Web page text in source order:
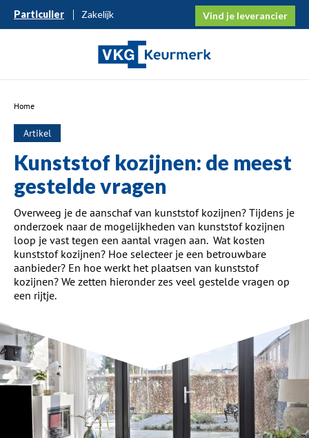
Particulier Zakelijk Vind je leverancier
Home
Artikel
Kunststof kozijnen: de meest
gestelde vragen
Overweeg je de aanschaf van kunststof kozijnen? Tijdens je
onderzoek naar de mogelijkheden van kunststof kozijnen
loop je vast tegen een aantal vragen aan. Wat kosten
kunststof kozijnen? Hoe selecteer je een betrouwbare
aanbieder? En hoe werkt het plaatsen van kunststof
kozijnen? We zetten hieronder zes veel gestelde vragen op
een rijtje.